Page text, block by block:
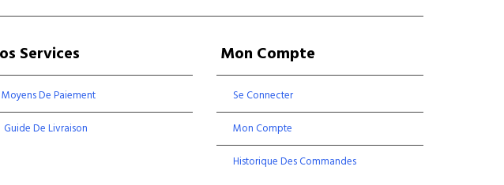
Services
Moyens De Paiement
Guide De Livraison
Mon Compte
Se Connecter
Mon Compte
Historique Des Commandes